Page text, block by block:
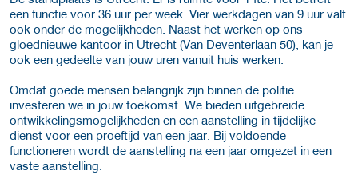
een functie voor 36 uur per week. Vier werkdagen van 9 uur valt
ook onder de mogelijkheden. Naast het werken op ons
gloednieuwe kantoor in Utrecht (Van Deventerlaan 50), kan je
ook een gedeelte van jouw uren vanuit huis werken.
Omdat goede mensen belangrijk zijn binnen de politie
investeren we in jouw toekomst. We bieden uitgebreide
ontwikkelingsmogelijkheden en een aanstelling in tijdelijke
dienst voor een proeftijd van een jaar. Bij voldoende
functioneren wordt de aanstelling na een jaar omgezet in een
vaste aanstelling.